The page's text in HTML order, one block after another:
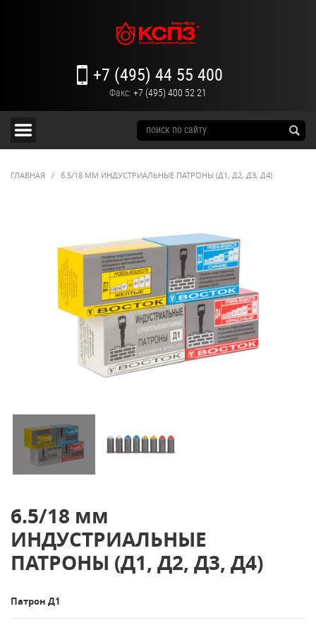
+7 (495) 44 55 400
Факс: +7 (495) 400 52 21
ГЛАВНАЯ / 6.5/18 ММ ИНДУСТРИАЛЬНЫЕ ПАТРОНЫ (Д1, Д2, Д3, Д4)
6.5/18 мм
ИНДУСТРИАЛЬНЫЕ
ПАТРОНЫ (Д1, Д2, Д3, Д4)
Патрон Д1